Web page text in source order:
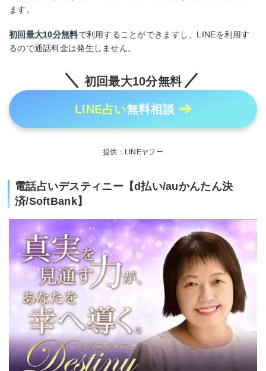
ます。
初回最大10分無料で利用することができますし、LINEを利用す
るので通話料金は発生しません。
初回最大10分無料
LINE占い無料相談
提供：LINEヤフー
電話占いデスティニー【d払い/auかんたん決
済/SoftBank】